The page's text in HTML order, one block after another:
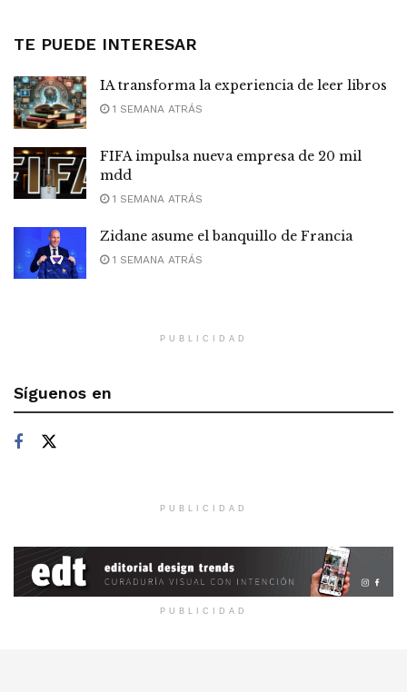
TE PUEDE INTERESAR
IA transforma la experiencia de leer libros
1 SEMANA ATRÁS
FIFA impulsa nueva empresa de 20 mil
mdd
1 SEMANA ATRÁS
Zidane asume el banquillo de Francia
1 SEMANA ATRÁS
PUBLICIDAD
Síguenos en
PUBLICIDAD
PUBLICIDAD